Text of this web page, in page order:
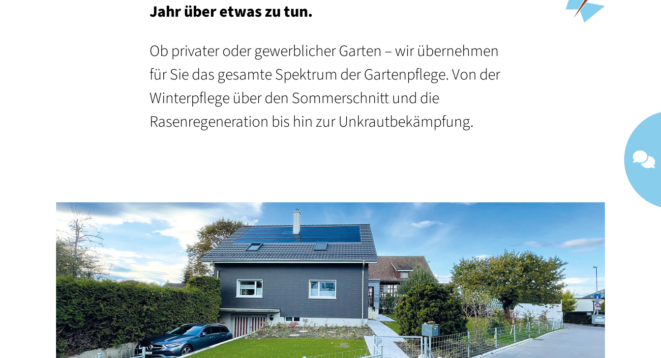
Jahr über etwas zu tun.
Ob privater oder gewerblicher Garten – wir übernehmen
für Sie das gesamte Spektrum der Gartenpflege. Von der
Winterpflege über den Sommerschnitt und die
Rasenregeneration bis hin zur Unkrautbekämpfung.